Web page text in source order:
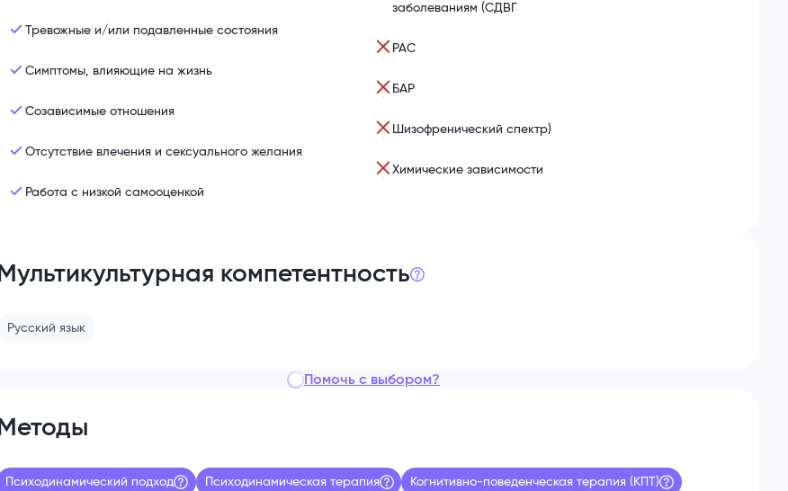
Тревожные и/или подавленные состояния
Симптомы, влияющие на жизнь
Созависимые отношения
Отсутствие влечения и сексуального желания
Работа с низкой самооценкой
заболеваниям (СДВГ
РАС
БАР
Шизофренический спектр)
Химические зависимости
Мультикультурная компетентность
Русский язык
Помочь с выбором?
Методы
Психодинамический подход Психодинамическая терапия Когнитивно-поведенческая терапия (КПТ)